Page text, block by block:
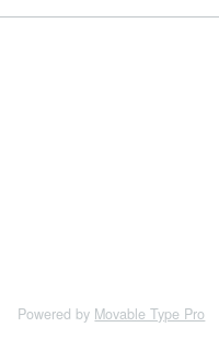
Powered by Movable Type Pro